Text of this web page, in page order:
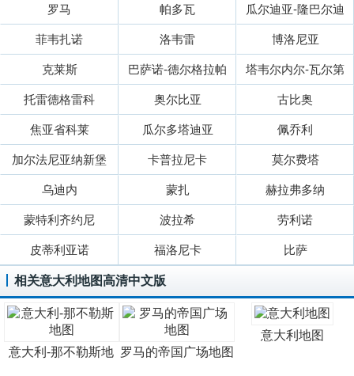
罗马 帕多瓦 瓜尔迪亚-隆巴尔迪
菲韦扎诺 洛韦雷 博洛尼亚
克莱斯 巴萨诺-德尔格拉帕 塔韦尔内尔-瓦尔第
托雷德格雷科 奥尔比亚 古比奥
焦亚省科莱 瓜尔多塔迪亚 佩乔利
加尔法尼亚纳新堡 卡普拉尼卡 莫尔费塔
乌迪内 蒙扎 赫拉弗多纳
蒙特利齐约尼 波拉希 劳利诺
皮蒂利亚诺 福洛尼卡 比萨
相关意大利地图高清中文版
意大利-那不勒斯地 罗马的帝国广场地图
意大利地图